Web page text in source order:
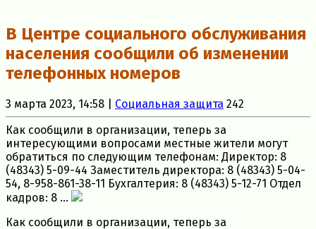
В Центре социального обслуживания
населения сообщили об изменении
телефонных номеров
3 марта 2023, 14:58 | Социальная защита 242
Как сообщили в организации, теперь за
интересующими вопросами местные жители могут
обратиться по следующим телефонам: Директор: 8
(48343) 5-09-44 Заместитель директора: 8 (48343) 5-04-
54, 8-958-861-38-11 Бухгалтерия: 8 (48343) 5-12-71 Отдел
кадров: 8 ...
Как сообщили в организации, теперь за